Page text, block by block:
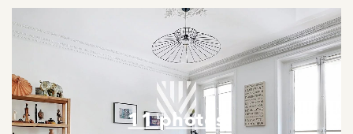
11 photos